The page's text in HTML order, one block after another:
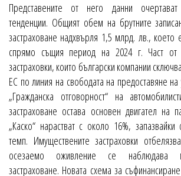
Представените от него данни
тенденции. Общият обем на брутните
застраховане надхвърля 1,5 млрд. лв.,
спрямо същия период на 2024 г. Част от
застраховки, които български компании
ЕС по линия на свободата на предоставяне
„Гражданска отговорност“ на
застраховане остава основен двигател на
„Каско“ нарастват с около 16%, запазвайки
темп. Имуществените застраховки
осезаемо оживление се наблюдава
застраховане. Новата схема за